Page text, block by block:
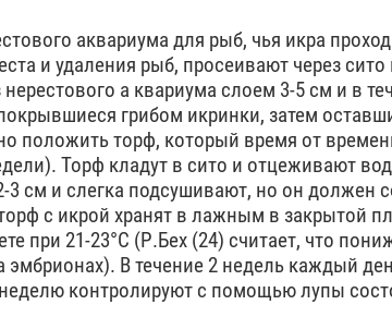
аквариума для рыб, чья икра
и удаления рыб, просеивают через
а квариума слоем 3-5 см и в
грибом икринки, затем
положить торф, который время от
Торф кладут в сито и отцеживают
см и слегка подсушивают, но он должен
с икрой хранят в лажным в закрытой
при 21-23°С (Р.Бех (24) считает, что
эмбрионах). В течение 2 недель каждый
контролируют с помощью лупы